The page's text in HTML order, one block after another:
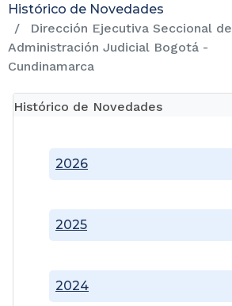
Histórico de Novedades
Dirección Ejecutiva Seccional de
Administración Judicial Bogotá -
Cundinamarca
Histórico de Novedades
2024
2025
2026